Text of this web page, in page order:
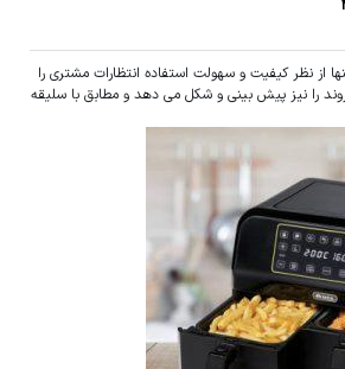
آریته مدل 4623 نه تنها از نظر کیفیت و سهولت استفاده انتظارات مشتری را
را نیز پیش بینی و شکل می دهد و مطابق با سلیقه